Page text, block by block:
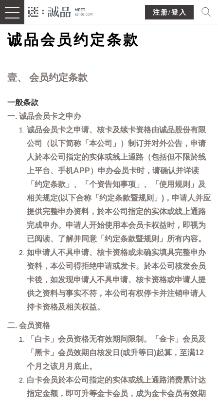
注册/登入
诚品会员约定条款
壹、 会员约定条款
一般条款
一. 诚品会员卡之申办
诚品会员卡之申请、核卡及续卡资格由诚品股份有限
公司（以下简称「本公司」）制订并对外公告，申请
人於本公司指定的实体或线上通路（包括但不限於线
上平台、手机APP）申办会员卡时，请确认并详读
「约定条款」、「个资告知事项」、「使用规则」及
相关规定(以下合称「约定条款暨规则」)，申请人并应
提供完整申办资料，於本公司指定的实体或线上通路
完成申办。申请人开始使用本会员卡权益时，即视为
已阅读、了解并同意「约定条款暨规则」所有内容。
如申请人不具申请、核卡资格或未确实填具完整申办
资料，本公司得拒绝申请或发卡。於本公司核发会员
卡後，如发现申请人不具申请、核卡资格或申请人提
供之资料与事实不符，本公司有权停卡并注销申请人
持卡资格及相关权益。
二. 会员资格
「白卡」会员资格无有效期间限制。「金卡」会员及
「黑卡」会员效期自核发日(或升等日)起算，至满12
个月之该月月底止。
白卡会员於本公司指定的实体或线上通路消费累计达
指定金额，即可升等金卡会员，成为金卡会员有效期